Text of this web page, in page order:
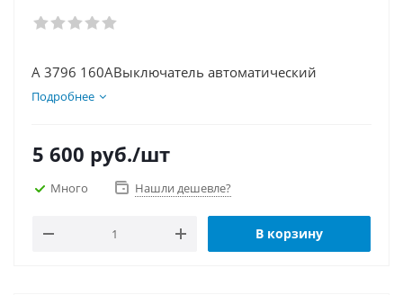
А 3796 160АВыключатель автоматический
Подробнее
5 600 руб./шт
Много Нашли дешевле?
В корзину